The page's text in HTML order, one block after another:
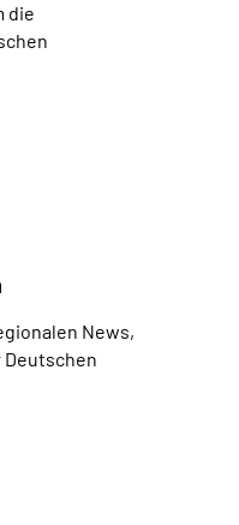
die
News,
Deutschen